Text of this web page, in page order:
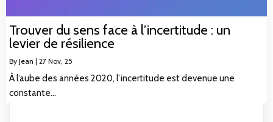
Trouver du sens face à l’incertitude : un
levier de résilience
By Jean | 27 Nov, 25
À l’aube des années 2020, l’incertitude est devenue une
constante…